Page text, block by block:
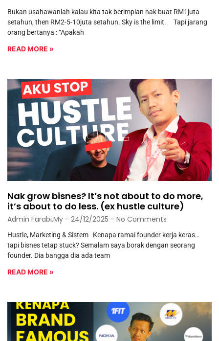
Bukan usahawanlah kalau kita tak berimpian nak buat RM1juta
setahun, then RM2-5-10juta setahun. Sky is the limit. Tapi jarang
orang bertanya : “Apakah
READ MORE »
Nak grow bisnes? It’s not about to do more,
it’s about to do less. (ex hustle culture)
Admin Farabi.my 24/12/2025 No Comments
Hustle, Marketing & Sistem Kenapa ramai founder kerja keras…
tapi bisnes tetap stuck? Semalam saya borak dengan seorang
founder. Dia bangga dia ada team
READ MORE »